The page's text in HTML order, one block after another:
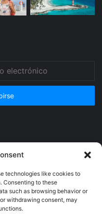
technologies like cookies to
Consenting to these
such as browsing behavior or
withdrawing consent, may